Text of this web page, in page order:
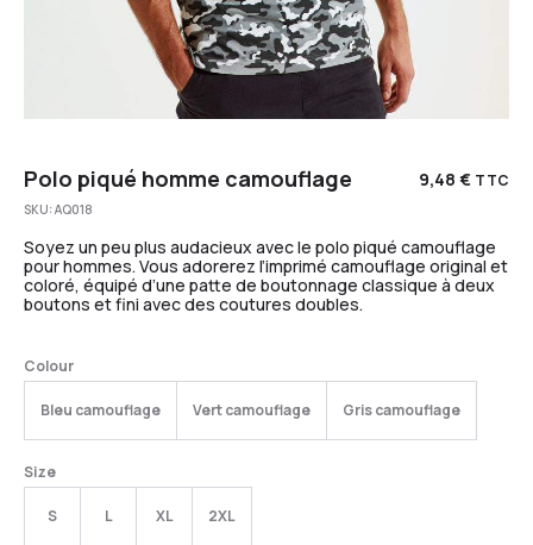
Polo piqué homme camouflage 9,48 € TTC
SKU:AQ018
Soyez un peu plus audacieux avec le polo piqué camouflage
pour hommes. Vous adorerez l’imprimé camouflage original et
coloré, équipé d’une patte de boutonnage classique à deux
boutons et fini avec des coutures doubles.
Colour
Bleu camouflage Vert camouflage Gris camouflage
Size
S L XL 2XL